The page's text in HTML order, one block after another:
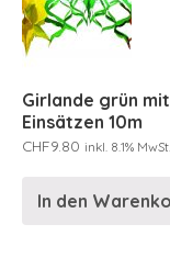
Girlande grün
Einsätzen 10m
CHF9.80 inkl. 8.1% MwSt.
In den